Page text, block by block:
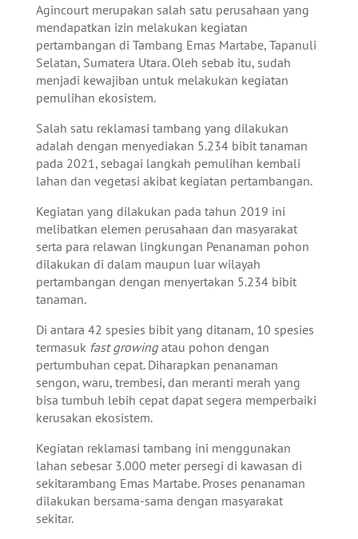
Agincourt merupakan salah satu perusahaan yang
mendapatkan izin melakukan kegiatan
pertambangan di Tambang Emas Martabe, Tapanuli
Selatan, Sumatera Utara. Oleh sebab itu, sudah
menjadi kewajiban untuk melakukan kegiatan
pemulihan ekosistem.
Salah satu reklamasi tambang yang dilakukan
adalah dengan menyediakan 5.234 bibit tanaman
pada 2021, sebagai langkah pemulihan kembali
lahan dan vegetasi akibat kegiatan pertambangan.
Kegiatan yang dilakukan pada tahun 2019 ini
melibatkan elemen perusahaan dan masyarakat
serta para relawan lingkungan Penanaman pohon
dilakukan di dalam maupun luar wilayah
pertambangan dengan menyertakan 5.234 bibit
tanaman.
Di antara 42 spesies bibit yang ditanam, 10 spesies
termasuk fast growingatau pohon dengan
pertumbuhan cepat. Diharapkan penanaman
sengon, waru, trembesi, dan meranti merah yang
bisa tumbuh lebih cepat dapat segera memperbaiki
kerusakan ekosistem.
Kegiatan reklamasi tambang ini menggunakan
lahan sebesar 3.000 meter persegi di kawasan di
sekitarambang Emas Martabe. Proses penanaman
dilakukan bersama-sama dengan masyarakat
sekitar.